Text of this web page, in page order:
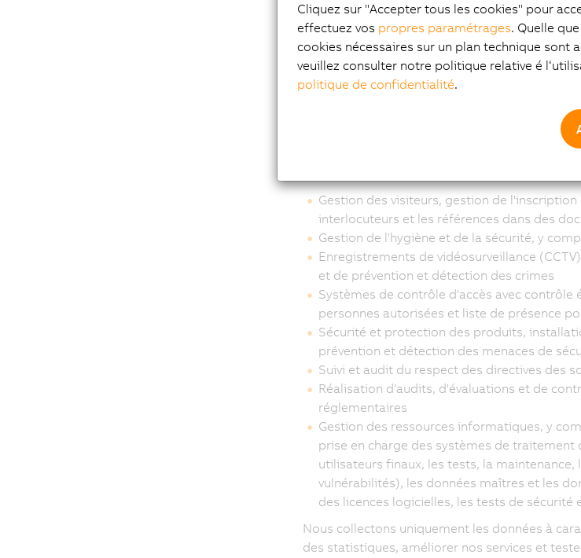
caractère
Nous traitons vos données à caractère
professionnelles et contractuelles avec vous,
relation professionnelle et de votre visite dans
personnel vous concernant dont nous avons
ou que nous sommes légalement tenus de
sécurité, ou d'exigences légales en matière
Plus particulièrement, nous traitons les
Gestion des visiteurs, gestion de
interlocuteurs et les références dans des
Gestion de l'hygiène et de la sécurité, y
Enregistrements de vidéosurveillance
et de prévention et détection des crimes
Systèmes de contrôle d'accès avec
personnes autorisées et liste de présence
Sécurité et protection des produits,
prévention et détection des menaces de
Suivi et audit du respect des directives des
Réalisation d'audits, d'évaluations et de
réglementaires
Gestion des ressources informatiques, y
prise en charge des systèmes de
utilisateurs finaux, les tests, la
vulnérabilités), les données maîtres et les
des licences logicielles, les tests de
Nous collectons uniquement les données à
des statistiques, améliorer nos services et
Cliquez sur "Accepter tous les cookies" pour
effectuez vos propres paramétrages. Quelle
cookies nécessaires sur un plan technique sont
veuillez consulter notre politique relative é
politique de confidentialité.